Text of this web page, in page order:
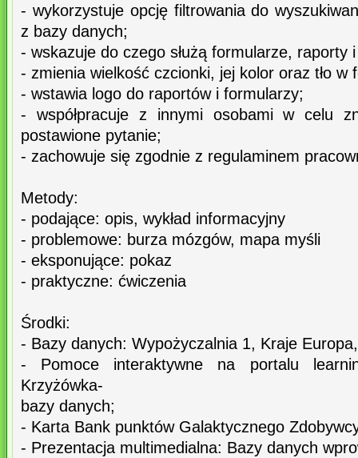
- wykorzystuje opcję filtrowania do
z bazy danych;
- wskazuje do czego służą formularze, raporty
- zmienia wielkość czcionki, jej kolor oraz tło
- wstawia logo do raportów i formularzy;
- współpracuje z innymi osobami w celu
postawione pytanie;
- zachowuje się zgodnie z regulaminem
Metody:
- podające: opis, wykład informacyjny
- problemowe: burza mózgów, mapa myśli
- eksponujące: pokaz
- praktyczne: ćwiczenia
Środki:
- Bazy danych: Wypożyczalnia 1, Kraje
- Pomoce interaktywne na portalu
Krzyżówka-
bazy danych;
- Karta Bank punktów Galaktycznego
- Prezentacja multimedialna: Bazy danych